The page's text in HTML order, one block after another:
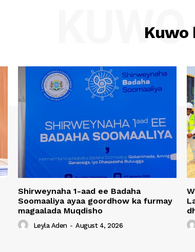
Kuwo
Shirweynaha 1-aad ee Badaha
Soomaaliya ayaa goordhow ka furmay
magaalada Muqdisho
Leyla Aden - August 4, 2026